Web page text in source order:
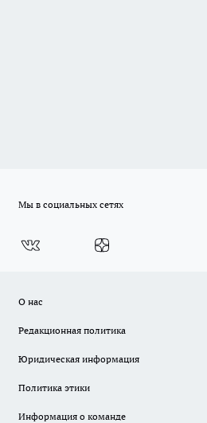
Мы в социальных сетях
О нас
Редакционная политика
Юридическая информация
Политика этики
Информация о команде